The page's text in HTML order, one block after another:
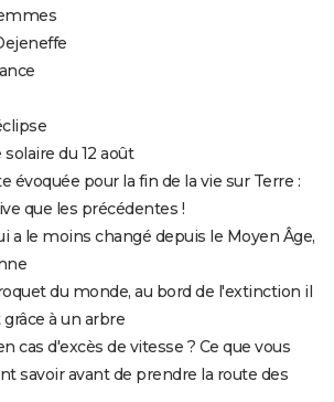
du 12 août
évoquée pour la fin de la vie sur Terre :
que les précédentes !
a le moins changé depuis le Moyen Âge,
du monde, au bord de l'extinction il
à un arbre
cas d'excès de vitesse ? Ce que vous
savoir avant de prendre la route des